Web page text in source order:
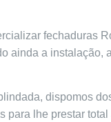
fechaduras
ainda a instalação,
dispomos
para lhe prestar